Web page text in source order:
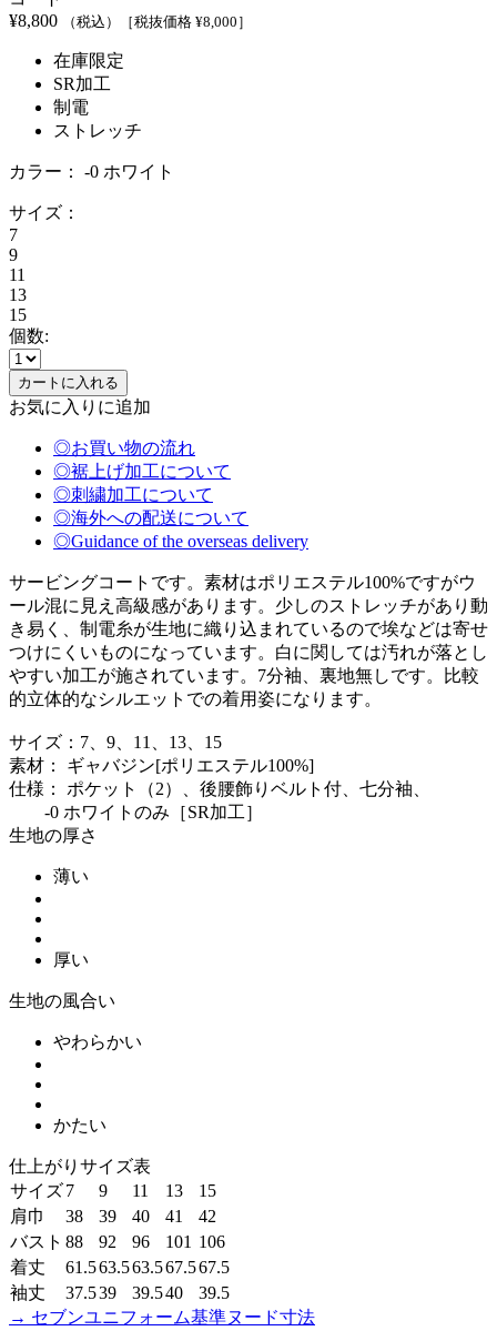
¥8,800 （税込） ［税抜価格 ¥8,000 ］
在庫限定
SR加工
制電
ストレッチ
カラー： -0 ホワイト
サイズ：
7
9
11
13
15
個数:
お気に入りに追加
◎お買い物の流れ
◎裾上げ加工について
◎刺繍加工について
◎海外への配送について
◎Guidance of the overseas delivery
サービングコートです。素材はポリエステル100%ですがウ
ール混に見え高級感があります。少しのストレッチがあり動
き易く、制電糸が生地に織り込まれているので埃などは寄せ
つけにくいものになっています。白に関しては汚れが落とし
やすい加工が施されています。7分袖、裏地無しです。比較
的立体的なシルエットでの着用姿になります。
サイズ：7、9、11、13、15
素材： ギャバジン[ポリエステル100%]
仕様： ポケット（2）、後腰飾りベルト付、七分袖、
-0 ホワイトのみ［SR加工］
生地の厚さ
薄い
厚い
生地の風合い
やわらかい
かたい
仕上がりサイズ表
サイズ7 9 11 13
15
肩巾
38 39 40 41
42
バスト 88 92 96 101 106
着丈
61.563.563.567.567.5
袖丈
37.539 39.540
39.5
→ セブンユニフォーム基準ヌード寸法